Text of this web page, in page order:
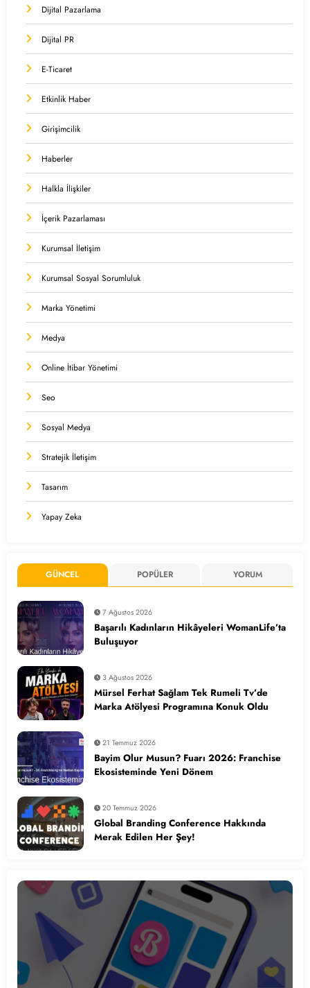
Dijital Pazarlama
Dijital PR
E-Ticaret
Etkinlik Haber
Girişimcilik
Haberler
Halkla İlişkiler
İçerik Pazarlaması
Kurumsal İletişim
Kurumsal Sosyal Sorumluluk
Marka Yönetimi
Medya
Online İtibar Yönetimi
Seo
Sosyal Medya
Stratejik İletişim
Tasarım
Yapay Zeka
GÜNCEL POPÜLER YORUM
7 Ağustos 2026
Başarılı Kadınların Hikâyeleri WomanLife’ta
Buluşuyor
3 Ağustos 2026
Mürsel Ferhat Sağlam Tek Rumeli Tv’de
Marka Atölyesi Programına Konuk Oldu
21 Temmuz 2026
Bayim Olur Musun? Fuarı 2026: Franchise
Ekosisteminde Yeni Dönem
20 Temmuz 2026
Global Branding Conference Hakkında
Merak Edilen Her Şey!